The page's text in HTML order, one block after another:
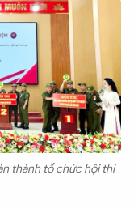
thành tổ chức hội thi